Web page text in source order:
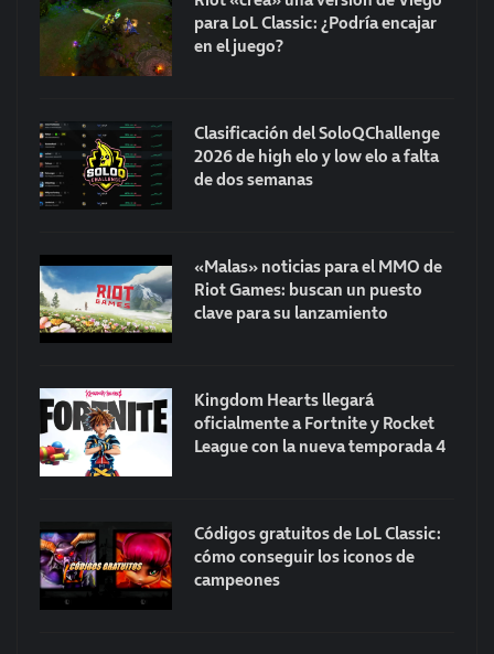
para LoL Classic: ¿Podría encajar
en el juego?
Clasificación del SoloQChallenge
2026 de high elo y low elo a falta
de dos semanas
«Malas» noticias para el MMO de
Riot Games: buscan un puesto
clave para su lanzamiento
Kingdom Hearts llegará
oficialmente a Fortnite y Rocket
League con la nueva temporada 4
Códigos gratuitos de LoL Classic:
cómo conseguir los iconos de
campeones